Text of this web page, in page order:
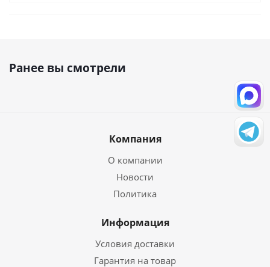
Ранее вы смотрели
Компания
О компании
Новости
Политика
Информация
Условия доставки
Гарантия на товар